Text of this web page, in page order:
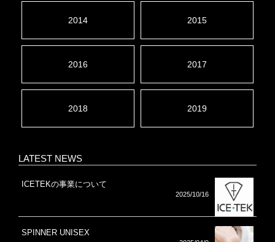
2014 2015
2016 2017
2018 2019
LATEST NEWS
ICETEKの事業について
2025/10/16
SPINNER UNISEX